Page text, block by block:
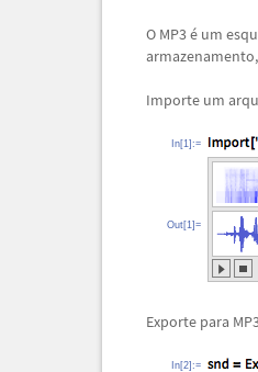
O MP3éum
Importe um
In[1]:=
Out[1]=
Exporte para
In[2]:=